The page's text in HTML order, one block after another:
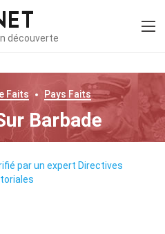
découverte
Faits Pays Faits
Barbade
par un expert Directives